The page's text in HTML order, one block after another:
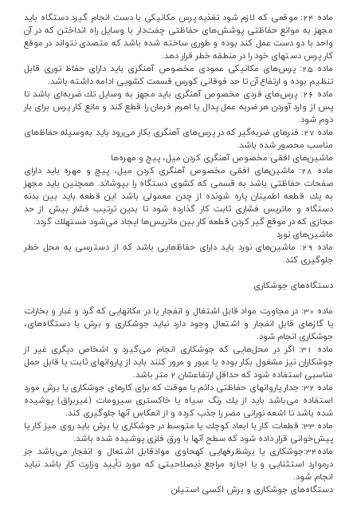
ماده‌ 24: موقعي‌ كه‌ لازم‌ شود تغذيه‌ پرس‌ مكانيكي‌ با دست‌ انجام‌ گيرد دستگاه‌ بايد
مجهز به‌ موانع‌ حفاظتي‌ پوشش‌هاي‌ حفاظتي‌ چفت‌دار با وسايل‌ راه‌ انداختن‌ كه‌ در آن‌
واحد با دو دست‌ عمل‌ كند بوده‌ و طوري‌ ساخته‌ شده‌ باشد كه‌ متصدي‌ نتواند در موقع‌
كار پرس‌ دستهاي‌ خود را در منطقه‌ خطر قرار دهد.
ماده‌ 25: پرس‌هاي‌ مكانيكي‌ عمودي‌ مخصوص‌ آهنگري‌ بايد داراي‌ حفاظ‌ توري‌ قابل‌
تنظيم‌ بوده‌ و ارتفاع‌ آن‌ تا حد فوقاني‌ كورس‌ قسمت‌ كشويي‌ ادامه‌ داشته‌ باشد.
ماده‌ 26: پرس‌هاي‌ فردي‌ مخصوص‌ آهنگري‌ بايد مجهز به‌ وسايل‌ تك‌ ضربه‌اي‌ باشد تا
پس‌ از وارد آوردن‌ هر ضربه‌ عمل‌ پدال‌ يا اهرم‌ فرمان‌ را قطع‌ كند و مانع‌ كار پرس‌ براي‌ بار
دوم‌ شود.
ماده‌ 27: فنرهاي‌ ضربه‌گير كه‌ در پرس‌هاي‌ آهنگري‌ بكار مي‌رود بايد به‌وسيله‌ حفاظ‌هاي‌
مناسب‌ محصور شده‌ باشد.
ماشين‌هاي‌ افقي‌ مخصوص‌ آهنگري‌ كردن‌ ميل‌، پيچ‌ و مهره‌ها
ماده‌ 28: ماشين‌هاي‌ افقي‌ مخصوص‌ آهنگري‌ كردن‌ ميل‌، پيچ‌ و مهره‌ بايد داراي‌
صفحات‌ حفاظتي‌ باشد به‌ قسمي‌ كه‌ كشوي‌ دستگاه‌ را بپوشاند. همچنين‌ بايد مجهز
به‌ يك‌ قطعه‌ اطمينان‌ پاره‌ شونده‌ از چدن‌ معمولي‌ باشد اين‌ قطعه‌ بايد بين‌ بدنه‌
دستگاه‌ و ماتريس‌ فشاري‌ ثابت‌ كار گذارده‌ شود تا بدين‌ ترتيب‌ فشار بيش‌ از حد
مجازي‌ كه‌ در موقع‌ گير كردن‌ قطعه‌ كار بين‌ ماتريس‌ها ايجاد مي‌شود مستهلك‌ گردد.
ماشين‌هاي‌ نورد
ماده‌ 29: ماشين‌هاي‌ نورد بايد داراي‌ حفاظ‌هايي‌ باشد كه‌ از دسترسي‌ به‌ محل‌ خطر
جلوگيري‌ كند.
دستگاه‌هاي‌ جوشكاري‌
ماده‌ 30: در مجاورت‌ مواد قابل‌ اشتغال‌ و انفجار يا در مكانهايي‌ كه‌ گرد و غبار و بخارات‌
يا گازهاي‌ قابل‌ انفجار و اشتعال‌ وجود دارد نبايد جوشكاري‌ و برش‌ با دستگاه‌هاي‌،
جوشكاري‌ انجام‌ شود.
ماده‌ 31: اگر در محل‌هايي‌ كه‌ جوشكاري‌ انجام‌ مي‌گيرد و اشخاص‌ ديگري‌ غير از
جوشكاران‌ نيز مشغول‌ بكار بوده‌ يا عبور و مرور كنند بايد از پاروانهاي‌ ثابت‌ يا قابل‌ حمل‌
مناسبي‌ استفاده‌ شود كه‌ حداقل‌ ارتفاعشان‌ 2 متر باشد.
ماده‌ 32: جدار پاروانهاي‌ حفاظتي‌ دائم‌ يا موقت‌ كه‌ براي‌ كارهاي‌ جوشكاري‌ يا برش‌ مورد
استفاده‌ مي‌باشد بايد از يك‌ رنگ‌ سياه‌ يا خاكستري‌ سيرومات‌ (غيربراق‌) پوشيده‌
شده‌ باشد تا اشعه‌ نوراني‌ مضر را جذب‌ كرده‌ و از انعكاس‌ آنها جلوگيري‌ كند.
ماده‌ 33: قطعات‌ كار با ابعاد كوچك‌ يا متوسط‌ در جوشكاري‌ يا برش‌ بايد روي‌ ميز كار يا
پيش‌خواني‌ قرار داده‌ شود كه‌ سطح‌ آنها با ورق‌ فلزي‌ پوشيده‌ شده‌ باشد.
ماده34:جوشكاري‌ يا برش‎ظرفهايي‌ كه‎حاوي‌ موادقابل‌ اشتعال‌ و انفجار مي‌باشد جز
درموارد استثنايي‌ و يا اجازه‌ مراجع‌ ذيصلاحيتي‌ كه‌ مورد تأييد وزارت‌ كار باشد نبايد
انجام‌ شود.
دستگاه‌هاي‌ جوشكاري‌ و برش‌ اكسي‌ استيلن‌